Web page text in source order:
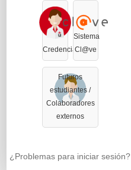
Credenciales
Sistema
Cl@ve
Futuros
estudiantes /
Colaboradores
externos
¿Problemas para iniciar sesión?